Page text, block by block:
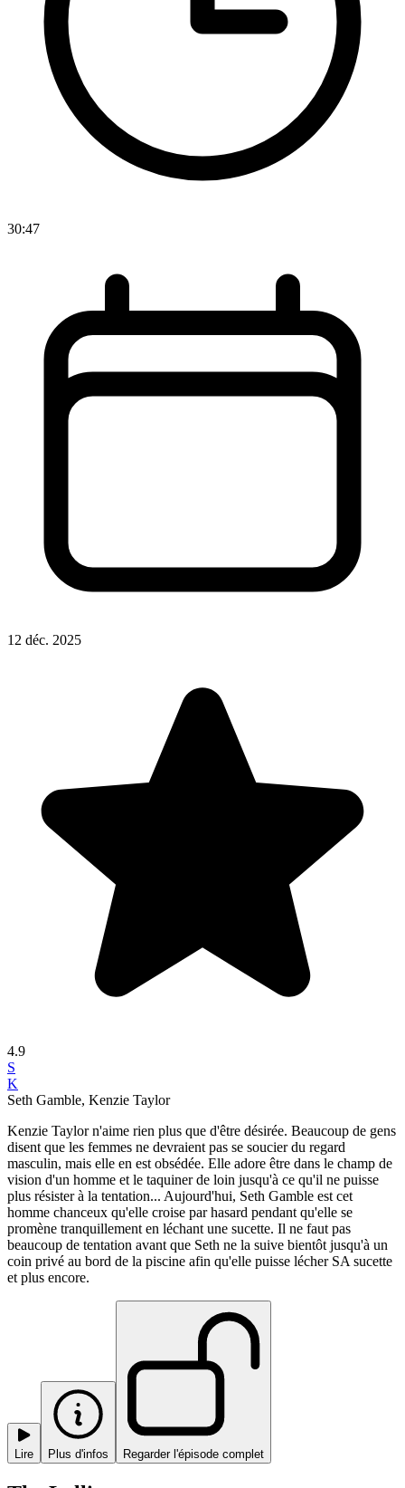
30:47
12 déc. 2025
4.9
S
K
Seth Gamble, Kenzie Taylor
Kenzie Taylor n'aime rien plus que d'être désirée. Beaucoup de gens
disent que les femmes ne devraient pas se soucier du regard
masculin, mais elle en est obsédée. Elle adore être dans le champ de
vision d'un homme et le taquiner de loin jusqu'à ce qu'il ne puisse
plus résister à la tentation... Aujourd'hui, Seth Gamble est cet
homme chanceux qu'elle croise par hasard pendant qu'elle se
promène tranquillement en léchant une sucette. Il ne faut pas
beaucoup de tentation avant que Seth ne la suive bientôt jusqu'à un
coin privé au bord de la piscine afin qu'elle puisse lécher SA sucette
et plus encore.
Lire Plus d'infos Regarder l'épisode complet